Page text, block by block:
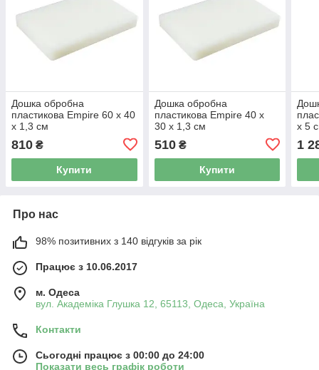
Дошка обробна
пластикова Empire 60 х 40
x 1,3 см
810 ₴
Купити
Дошка обробна
пластикова Empire 40 х
30 x 1,3 см
510₴
Купити
х 5
1
Про нас
98% позитивних з 140 відгуків за рік
Працює з 10.06.2017
м. Одеса
вул. Академіка Глушка 12, 65113, Одеса, Україна
Контакти
Сьогодні працює з 00:00 до 24:00
Показати весь графік роботи